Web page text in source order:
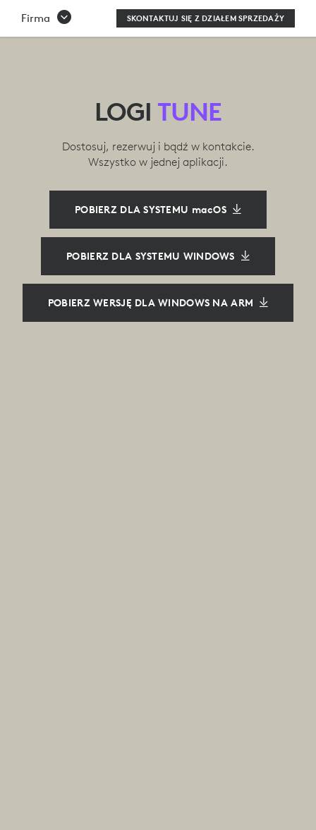
APLIKACJA
LOGITECH
Firma SKONTAKTUJ SIĘ Z DZIAŁEM SPRZEDAŻY
LOGI TUNE
Dostosuj, rezerwuj i bądź w kontakcie.
Wszystko w jednej aplikacji.
POBIERZ DLA SYSTEMU macOS
POBIERZ DLA SYSTEMU WINDOWS
POBIERZ WERSJĘ DLA WINDOWS NA ARM